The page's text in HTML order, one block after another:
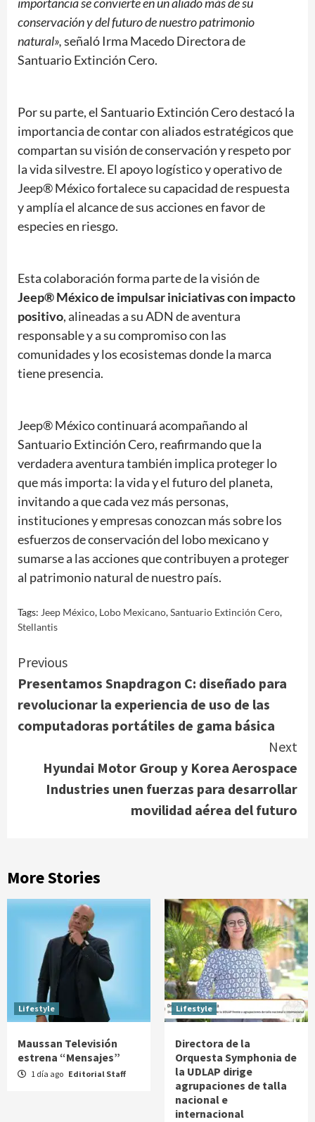
importancia se convierte en un aliado más de su
conservación y del futuro de nuestro patrimonio
natural»,señaló Irma Macedo Directora de
Santuario Extinción Cero.
Por su parte, el Santuario Extinción Cero destacó la
importancia de contar con aliados estratégicos que
compartan su visión de conservación y respeto por
la vida silvestre. El apoyo logístico y operativo de
Jeep® México fortalece su capacidad de respuesta
y amplía el alcance de sus acciones en favor de
especies en riesgo.
Esta colaboración forma parte de la visión de
Jeep® México de impulsar iniciativas con impacto
positivo, alineadas a su ADN de aventura
responsable y a su compromiso con las
comunidades y los ecosistemas donde la marca
tiene presencia.
Jeep® México continuará acompañando al
Santuario Extinción Cero, reafirmando que la
verdadera aventura también implica proteger lo
que más importa: la vida y el futuro del planeta,
invitando a que cada vez más personas,
instituciones y empresas conozcan más sobre los
esfuerzos de conservación del lobo mexicano y
sumarse a las acciones que contribuyen a proteger
al patrimonio natural de nuestro país.
Tags: Jeep México, Lobo Mexicano,Santuario Extinción Cero,
Stellantis
Continue
Reading
Previous
Presentamos Snapdragon C: diseñado para
revolucionar la experiencia de uso de las
computadoras portátiles de gama básica
Next
Hyundai Motor Group y Korea Aerospace
Industries unen fuerzas para desarrollar
movilidad aérea del futuro
More Stories
Lifestyle
Maussan Televisión
estrena “Mensajes”
1 día ago Editorial Staff
Lifestyle
Directora de la
Orquesta Symphonia de
la UDLAP dirige
agrupaciones de talla
nacional e
internacional